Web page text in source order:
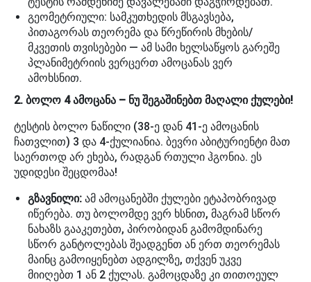
გეომეტრიული: სამკუთხედის მსგავსება,
პითაგორას თეორემა და წრეწირის მხების/
მკვეთის თვისებები — ამ სამი ხელსაწყოს გარეშე
პლანიმეტრიის ვერცერთ ამოცანას ვერ
ამოხსნით.
2. ბოლო 4 ამოცანა – ნუ შეგაშინებთ მაღალი ქულები!
ტესტის ბოლო ნაწილი (38-ე დან 41-ე ამოცანის
ჩათვლით) 3 და 4-ქულიანია. ბევრი აბიტურიენტი მათ
საერთოდ არ ეხება, რადგან რთული ჰგონია. ეს
უდიდესი შეცდომაა!
გზავნილი: ამ ამოცანებში ქულები ეტაპობრივად
იწერება. თუ ბოლომდე ვერ ხსნით, მაგრამ სწორ
ნახაზს გააკეთებთ, პირობიდან გამომდინარე
სწორ განტოლებას შეადგენთ ან ერთ თეორემას
მაინც გამოიყენებთ ადგილზე, თქვენ უკვე
მიიღებთ 1 ან 2 ქულას. გამოცდაზე კი თითოეულ